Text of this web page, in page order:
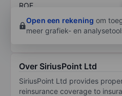
ROE
Open een rekening om
meer grafiek- en
Over SiriusPoint Ltd
SiriusPoint Ltd provides
reinsurance coverage to